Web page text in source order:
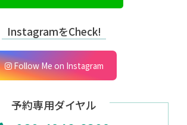
InstagramをCheck!
Follow Me on Instagram
予約専用ダイヤル